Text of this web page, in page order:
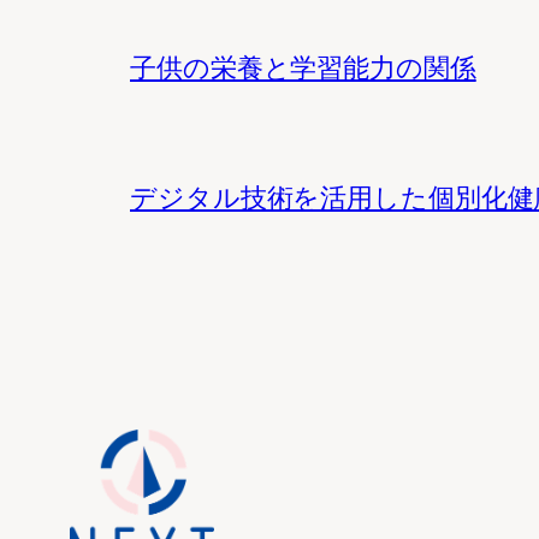
子供の栄養と学習能力の関係
デジタル技術を活用した個別化